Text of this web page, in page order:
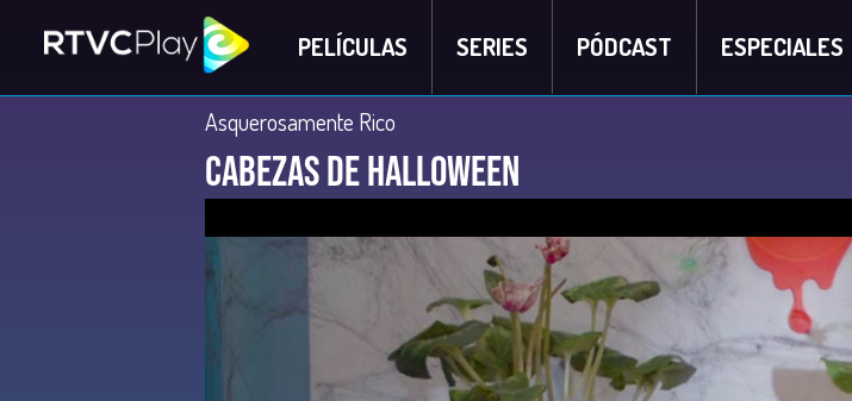
PELÍCULAS SERIES PÓDCAST ESPECIALES
Asquerosamente Rico
Cabezas de Halloween